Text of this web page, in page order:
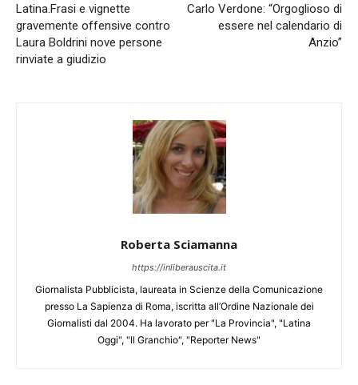
Latina.Frasi e vignette
gravemente offensive contro
Laura Boldrini nove persone
rinviate a giudizio
Carlo Verdone: “Orgoglioso di
essere nel calendario di
Anzio”
Roberta Sciamanna
https://inliberauscita.it
Giornalista Pubblicista, laureata in Scienze della Comunicazione
presso La Sapienza di Roma, iscritta all’Ordine Nazionale dei
Giornalisti dal 2004. Ha lavorato per "La Provincia", "Latina
Oggi", "Il Granchio", "Reporter News"